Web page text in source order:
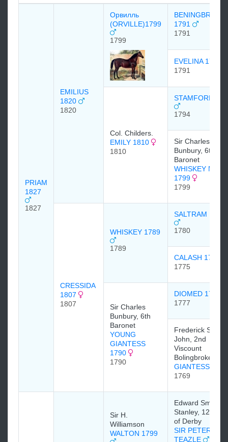
PRIAM
1827
1827
EMILIUS
1820
1820
Орвилль
(ORVILLE)1799
1799
1791
1791
EVELINA 1791
1791
Col. Childers.
EMILY 1810
1810
STAMFORD
1794
Sir Charles
Bunbury, 6th
Baronet
WHISKEY MARE
1799
1799
CRESSIDA
1807
1807
WHISKEY 1789
1789
SALTRAM 1780
1780
CALASH 1775
1775
Sir Charles
Bunbury, 6th
Baronet
YOUNG
GIANTESS
1790
1790
DIOMED 1777
1777
Frederick St
John, 2nd
Viscount
Bolingbroke
GIANTESS
1769
Sir H.
Williamson
WALTON 1799
Edward Smith-
Stanley, 12th
of Derby
SIR PETER
TEAZLE